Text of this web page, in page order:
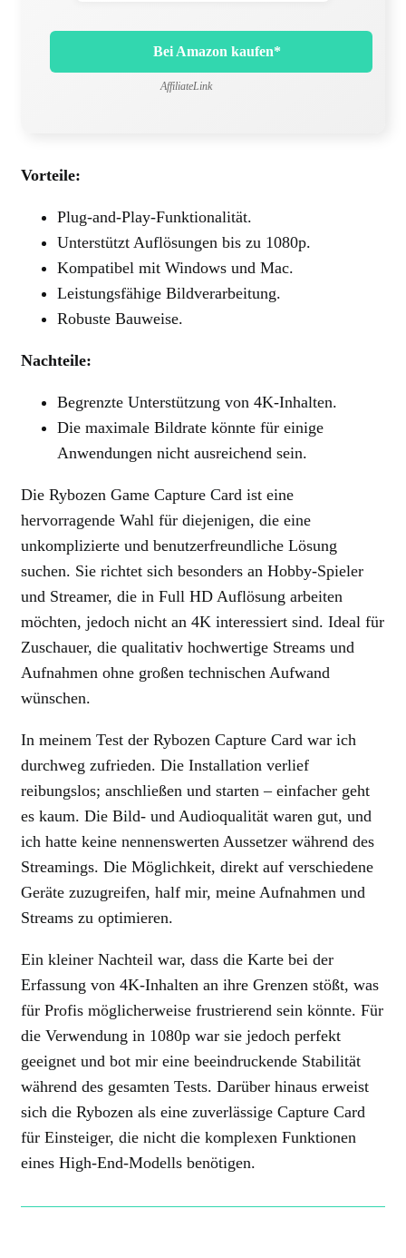
Bei Amazon kaufen*
AffiliateLink
Vorteile:
Plug-and-Play-Funktionalität.
Unterstützt Auflösungen bis zu 1080p.
Kompatibel mit Windows und Mac.
Leistungsfähige Bildverarbeitung.
Robuste Bauweise.
Nachteile:
Begrenzte Unterstützung von 4K-Inhalten.
Die maximale Bildrate könnte für einige
Anwendungen nicht ausreichend sein.
Die Rybozen Game Capture Card ist eine
hervorragende Wahl für diejenigen, die eine
unkomplizierte und benutzerfreundliche Lösung
suchen. Sie richtet sich besonders an Hobby-Spieler
und Streamer, die in Full HD Auflösung arbeiten
möchten, jedoch nicht an 4K interessiert sind. Ideal für
Zuschauer, die qualitativ hochwertige Streams und
Aufnahmen ohne großen technischen Aufwand
wünschen.
In meinem Test der Rybozen Capture Card war ich
durchweg zufrieden. Die Installation verlief
reibungslos; anschließen und starten – einfacher geht
es kaum. Die Bild- und Audioqualität waren gut, und
ich hatte keine nennenswerten Aussetzer während des
Streamings. Die Möglichkeit, direkt auf verschiedene
Geräte zuzugreifen, half mir, meine Aufnahmen und
Streams zu optimieren.
Ein kleiner Nachteil war, dass die Karte bei der
Erfassung von 4K-Inhalten an ihre Grenzen stößt, was
für Profis möglicherweise frustrierend sein könnte. Für
die Verwendung in 1080p war sie jedoch perfekt
geeignet und bot mir eine beeindruckende Stabilität
während des gesamten Tests. Darüber hinaus erweist
sich die Rybozen als eine zuverlässige Capture Card
für Einsteiger, die nicht die komplexen Funktionen
eines High-End-Modells benötigen.